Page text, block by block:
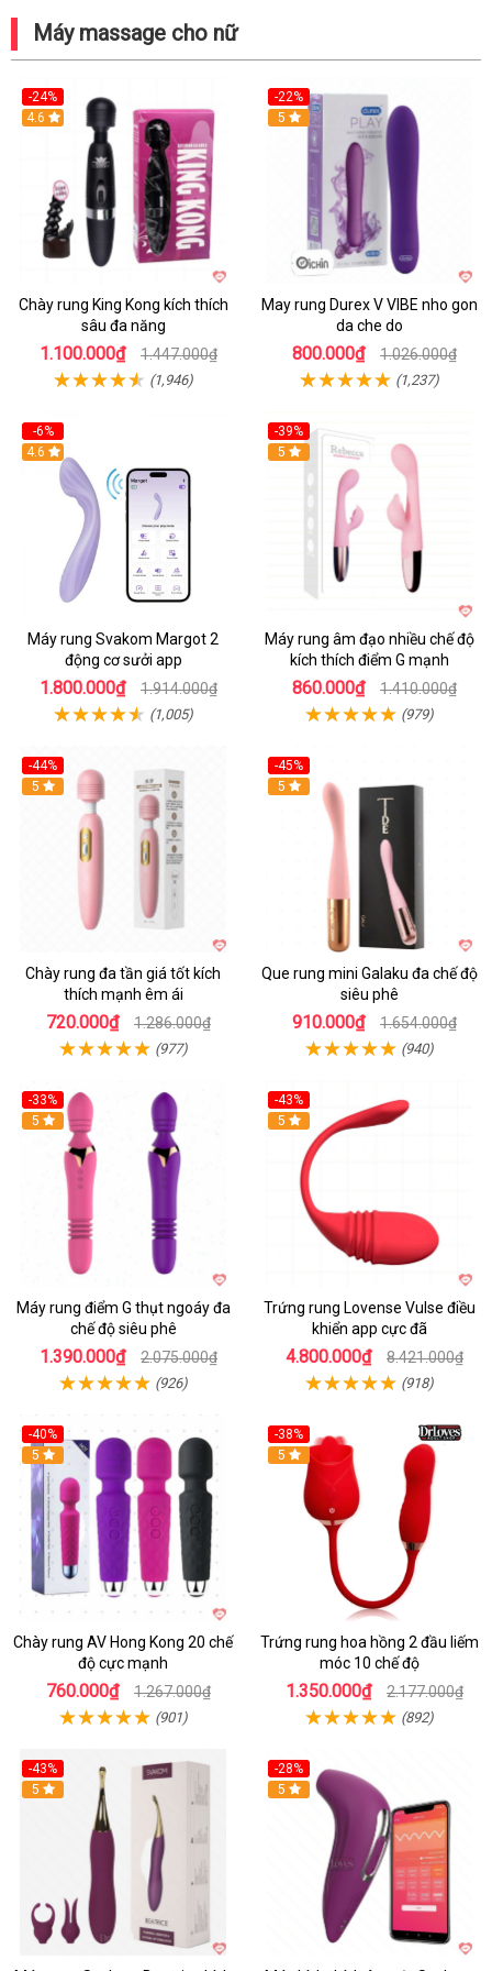
Máy massage cho nữ
-24%
4.6
Chày rung King Kong kích thích
sâu đa năng
1.100.000₫ 1.447.000₫
(1,946)
-22%
Hot
5
May rung Durex V VIBE nho gon
da che do
800.000₫ 1.026.000₫
(1,237)
-6%
4.6
Máy rung Svakom Margot 2
động cơ sưởi app
1.800.000₫ 1.914.000₫
(1,005)
-39%
Hot
5
Máy rung âm đạo nhiều chế độ
kích thích điểm G mạnh
860.000₫ 1.410.000₫
(979)
-44%
Hot
5
Chày rung đa tần giá tốt kích
thích mạnh êm ái
720.000₫ 1.286.000₫
(977)
-45%
Hot
5
Que rung mini Galaku đa chế độ
siêu phê
910.000₫ 1.654.000₫
(940)
-33%
Hot
5
Máy rung điểm G thụt ngoáy đa
chế độ siêu phê
1.390.000₫ 2.075.000₫
(926)
-43%
Hot
5
Trứng rung Lovense Vulse điều
khiển app cực đã
4.800.000₫ 8.421.000₫
(918)
-40%
5
Chày rung AV Hong Kong 20 chế
độ cực mạnh
760.000₫ 1.267.000₫
(901)
-38%
Hot
5
Trứng rung hoa hồng 2 đầu liếm
móc 10 chế độ
1.350.000₫ 2.177.000₫
(892)
-43%
Hot
5
-28%
Hot
5